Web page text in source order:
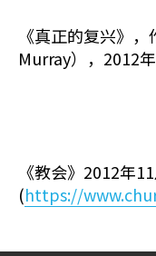
《真正的复兴》
Murray），2012
《教会》2012年
(https://